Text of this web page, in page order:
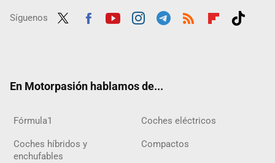
Síguenos
En Motorpasión hablamos de...
Fórmula1 Coches eléctricos
Coches híbridos y
enchufables
Compactos